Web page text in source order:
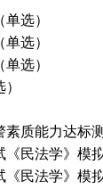
选）
选）
选）
素质能力达标
《民法学》模
《民法学》模